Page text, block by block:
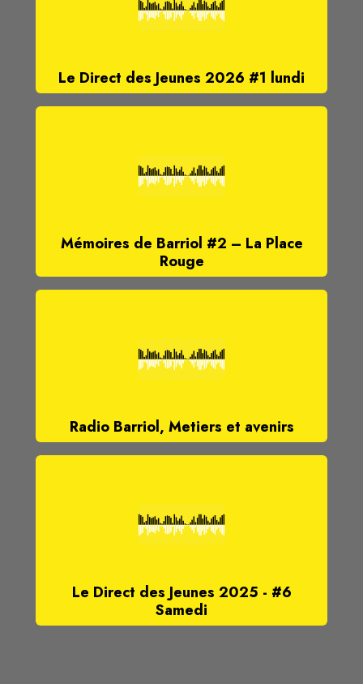
Le Direct des Jeunes 2026 #1 lundi
Mémoires de Barriol #2 – La Place
Rouge
Radio Barriol, Metiers et avenirs
Le Direct des Jeunes 2025 - #6
Samedi